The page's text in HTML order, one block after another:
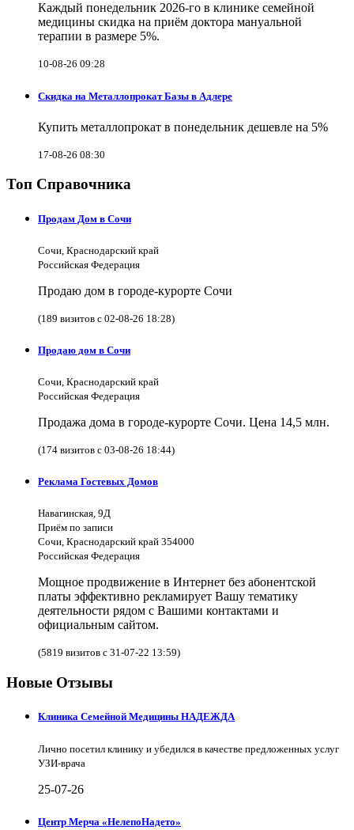
Каждый понедельник 2026-го в клинике семейной
медицины скидка на приём доктора мануальной
терапии в размере 5%.
10-08-26 09:28
Скидка на Металлопрокат Базы в Адлере
Купить металлопрокат в понедельник дешевле на 5%
17-08-26 08:30
Топ Справочника
Продам Дом в Сочи
Сочи, Краснодарский край
Российская Федерация
Продаю дом в городе-курорте Сочи
(189 визитов с 02-08-26 18:28)
Продаю дом в Сочи
Сочи, Краснодарский край
Российская Федерация
Продажа дома в городе-курорте Сочи. Цена 14,5 млн.
(174 визитов с 03-08-26 18:44)
Реклама Гостевых Домов
Навагинская, 9Д
Приём по записи
Сочи, Краснодарский край 354000
Российская Федерация
Мощное продвижение в Интернет без абонентской
платы эффективно рекламирует Вашу тематику
деятельности рядом с Вашими контактами и
официальным сайтом.
(5819 визитов с 31-07-22 13:59)
Новые Отзывы
Клиника Семейной Медицины НАДЕЖДА
Лично посетил клинику и убедился в качестве предложенных услуг
УЗИ-врача
25-07-26
Центр Мерча «НелепоНадето»